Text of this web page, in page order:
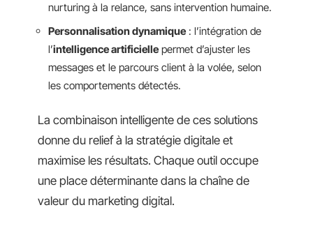
nurturing à la relance, sans intervention humaine.
Personnalisation dynamique : l’intégration de
l’intelligence artificielle permet d’ajuster les
messages et le parcours client à la volée, selon
les comportements détectés.
La combinaison intelligente de ces solutions
donne du relief à la stratégie digitale et
maximise les résultats. Chaque outil occupe
une place déterminante dans la chaîne de
valeur du marketing digital.